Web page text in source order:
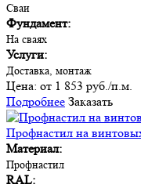
Сваи
Фундамент:
На сваях
Услуги:
Доставка, монтаж
Цена: от 1 853 руб./п.м.
Подробнее Заказать
Профнастил на
Материал:
Профнастил
RAL: